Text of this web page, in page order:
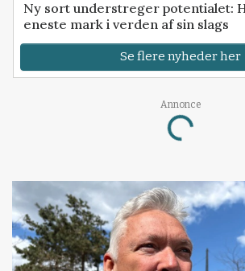
Ny sort understreger potentialet:
eneste mark i verden af sin slags
Se flere nyheder her
Annonce
Loading...